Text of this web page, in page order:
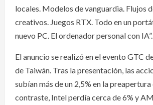
locales. Modelos de vanguardia. Flujos
creativos. Juegos RTX. Todo en un
nuevo PC. El ordenador personal con IA”.
El anuncio se realizó en el evento GTC
de Taiwán. Tras la presentación, las
subían más de un 2,5% en la
contraste, Intel perdía cerca de 6% y